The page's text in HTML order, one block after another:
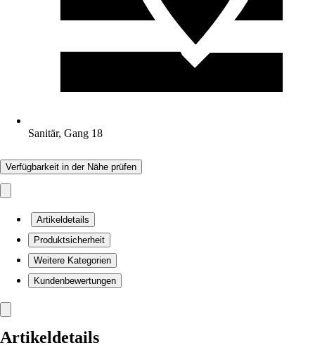
Sanitär, Gang 18
Verfügbarkeit in der Nähe prüfen
Artikeldetails
Produktsicherheit
Weitere Kategorien
Kundenbewertungen
Artikeldetails